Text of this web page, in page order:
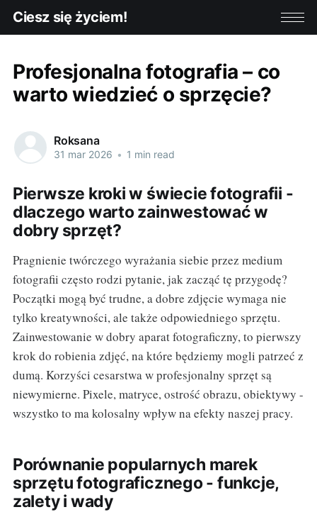
Ciesz się życiem!
Profesjonalna fotografia – co
warto wiedzieć o sprzęcie?
Roksana
31 mar 2026 • 1 min read
Pierwsze kroki w świecie fotografii -
dlaczego warto zainwestować w
dobry sprzęt?
Pragnienie twórczego wyrażania siebie przez medium
fotografii często rodzi pytanie, jak zacząć tę przygodę?
Początki mogą być trudne, a dobre zdjęcie wymaga nie
tylko kreatywności, ale także odpowiedniego sprzętu.
Zainwestowanie w dobry aparat fotograficzny, to pierwszy
krok do robienia zdjęć, na które będziemy mogli patrzeć z
dumą. Korzyści cesarstwa w profesjonalny sprzęt są
niewymierne. Pixele, matryce, ostrość obrazu, obiektywy -
wszystko to ma kolosalny wpływ na efekty naszej pracy.
Porównanie popularnych marek
sprzętu fotograficznego - funkcje,
zalety i wady